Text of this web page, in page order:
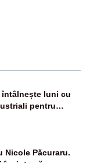
luni cu
pentru
de
Nicole Păcuraru.